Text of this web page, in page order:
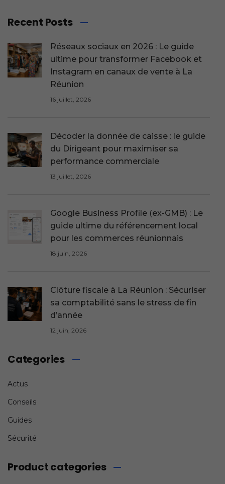
Recent Posts
Réseaux sociaux en 2026 : Le guide
ultime pour transformer Facebook et
Instagram en canaux de vente à La
Réunion
16 juillet, 2026
Décoder la donnée de caisse : le guide
du Dirigeant pour maximiser sa
performance commerciale
13 juillet, 2026
Google Business Profile (ex-GMB) : Le
guide ultime du référencement local
pour les commerces réunionnais
18 juin, 2026
Clôture fiscale à La Réunion : Sécuriser
sa comptabilité sans le stress de fin
d’année
12 juin, 2026
Categories
Actus
Conseils
Guides
Sécurité
Product categories